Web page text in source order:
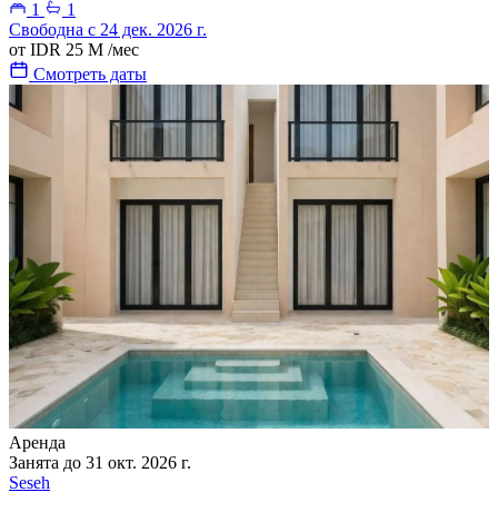
1
1
Свободна с 24 дек. 2026 г.
от IDR 25 M /мес
Смотреть даты
Аренда
Занята до 31 окт. 2026 г.
Seseh